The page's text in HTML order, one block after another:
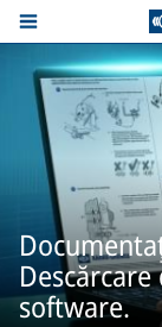
software.